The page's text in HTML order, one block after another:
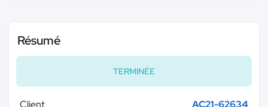
Résumé
TERMINÉE
Client
AC21-62634